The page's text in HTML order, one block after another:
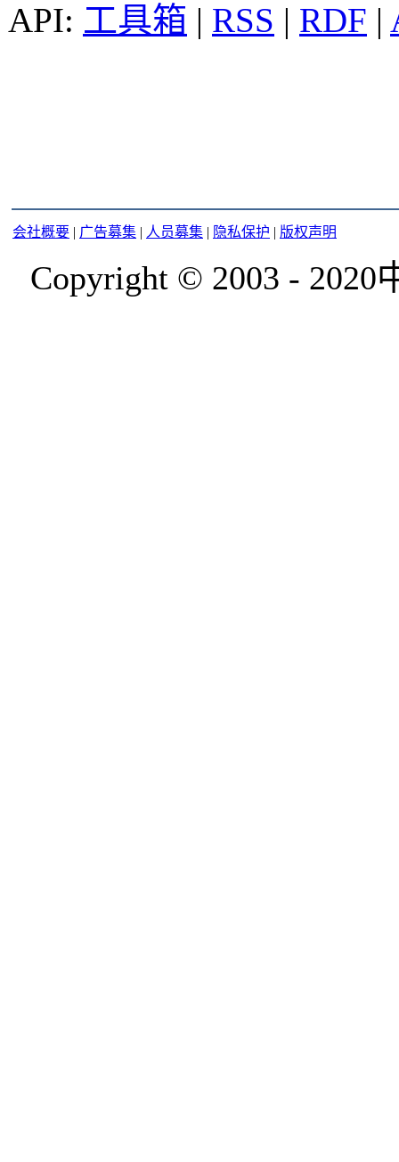
工具箱 | RSS | RDF |
会社概要 | 广告募集 | 人员募集 | 隐私保护 | 版权声明
Copyright © 2003 -